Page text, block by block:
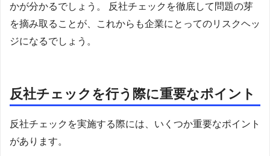
かが分かるでしょう。 反社チェックを徹底して問題の芽
を摘み取ることが、これからも企業にとってのリスクヘッ
ジになるでしょう。
反社チェックを行う際に重要なポイント
反社チェックを実施する際には、いくつか重要なポイント
があります。